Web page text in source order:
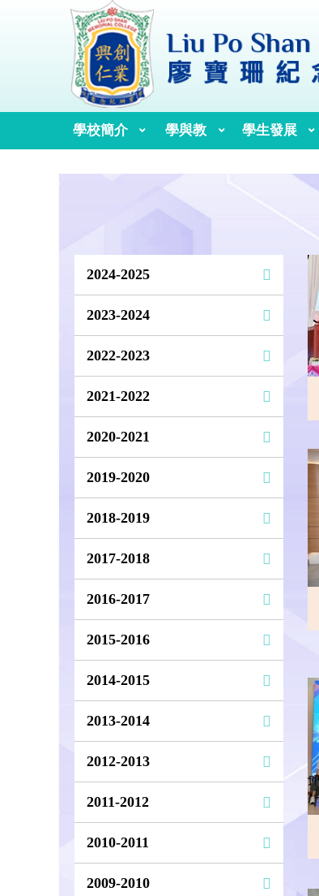
學校簡介 學與教 學生發展
2024-2025
2023-2024
2022-2023
2021-2022
2020-2021
2019-2020
2018-2019
2017-2018
2016-2017
2015-2016
2014-2015
2013-2014
2012-2013
2011-2012
2010-2011
2009-2010